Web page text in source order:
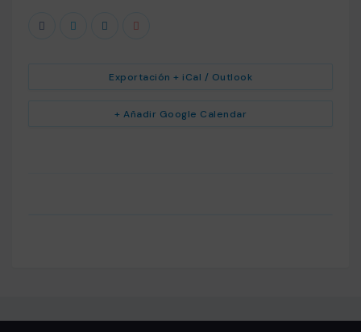
+ Añadir Google Calendar
Exportación + iCal / Outlook